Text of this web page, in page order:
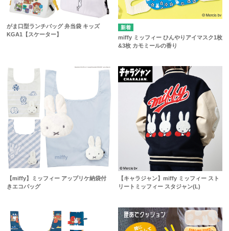
がま口型ランチバッグ 弁当袋 キッズ
KGA1【スケーター】
miffy ミッフィー ひんやりアイマスク1枚
&3枚 カモミールの香り
【miffy】ミッフィー アップリケ納袋付
きエコバッグ
【キャラジャン】miffy ミッフィー スト
リートミッフィー スタジャン(L)